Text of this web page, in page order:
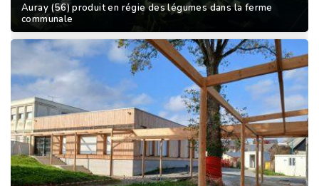
Auray (56) produit en régie des légumes dans la ferme
communale